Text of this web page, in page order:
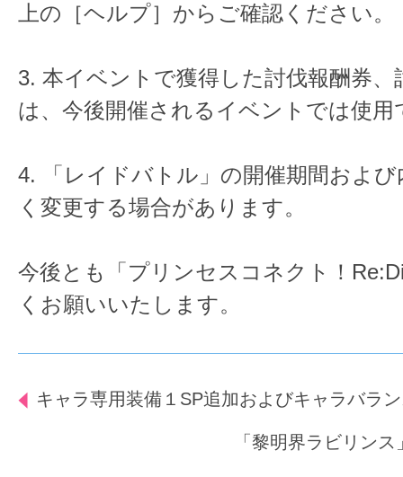
上の［ヘルプ］からご確認ください。
3. 本イベントで獲得した討伐報酬券、
は、今後開催されるイベントでは使用
4. 「レイドバトル」の開催期間およ
く変更する場合があります。
今後とも「プリンセスコネクト！
くお願いいたします。
キャラ専用装備１SP追加およびキャラバラ
「黎明界ラビリン